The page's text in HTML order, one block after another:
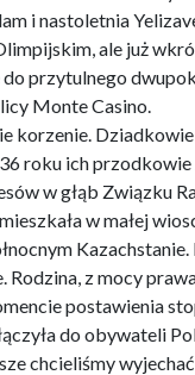
i nastoletnia
ale już
przytulnego
Monte Casino.
korzenie.
roku ich
w głąb Związku
w małej
Rodzina, z mocy
postawienia
do obywateli
chcieliśmy